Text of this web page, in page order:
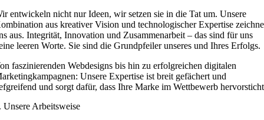
entwickeln nicht nur Ideen, wir setzen sie in die Tat um. Unsere
aus kreativer Vision und technologischer Expertise
aus. Integrität, Innovation und Zusammenarbeit – das sind für uns
leeren Worte. Sie sind die Grundpfeiler unseres und Ihres Erfolgs.
faszinierenden Webdesigns bis hin zu erfolgreichen digitalen
Unsere Expertise ist breit gefächert und
und sorgt dafür, dass Ihre Marke im Wettbewerb
Unsere Arbeitsweise